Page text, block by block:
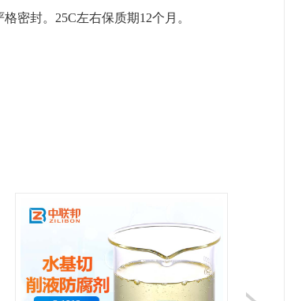
密封。25C左右保质期12个月。